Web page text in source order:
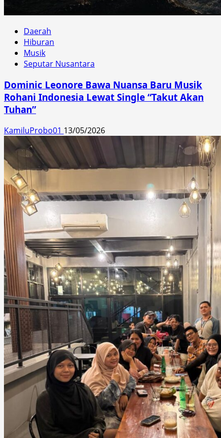
Daerah
Hiburan
Musik
Seputar Nusantara
Dominic Leonore Bawa Nuansa Baru Musik
Rohani Indonesia Lewat Single “Takut Akan
Tuhan”
KamiluProbo01 13/05/2026